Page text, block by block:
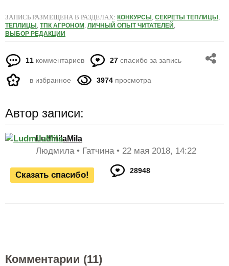
ЗАПИСЬ РАЗМЕЩЕНА В РАЗДЕЛАХ: КОНКУРСЫ , СЕКРЕТЫ ТЕПЛИЦЫ ,
ТЕПЛИЦЫ , ТПК АГРОНОМ , ЛИЧНЫЙ ОПЫТ ЧИТАТЕЛЕЙ ,
ВЫБОР РЕДАКЦИИ
11 комментариев 27 спасибо за запись
в избранное 3974 просмотра
Автор записи:
LudmilaMila
Людмила Гатчина 22 мая 2018, 14:22
Сказать спасибо! 28948
Комментарии (11)